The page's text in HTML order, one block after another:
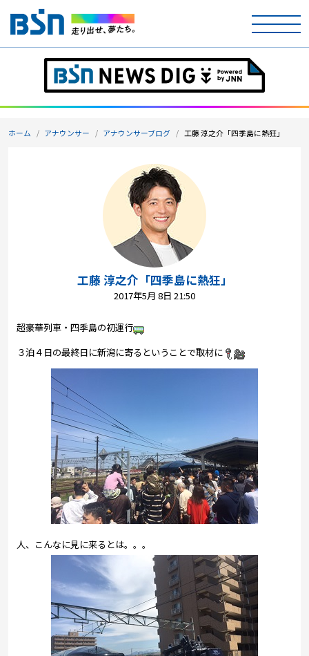
ホーム
テレビ
ラジオ
アナウンサー
イベント
ニュース
天気
コンテンツ・アプリ
Well-being
ショッピング
会社概要・ビジョン
お問い合わせ
ホーム アナウンサー アナウンサーブログ 工藤 淳之介「四季島に熱狂」
工藤 淳之介「四季島に熱狂」
2017年5月 8日 21:50
超豪華列車・四季島の初運行
３泊４日の最終日に新潟に寄るということで取材に
人、こんなに見に来るとは。。。